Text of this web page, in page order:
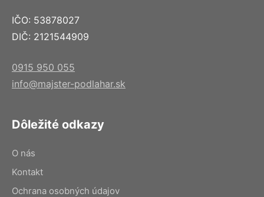
IČO: 53878027
DIČ: 2121544909
0915 950 055
info@majster-podlahar.sk
Dôležité odkazy
O nás
Kontakt
Ochrana osobných údajov